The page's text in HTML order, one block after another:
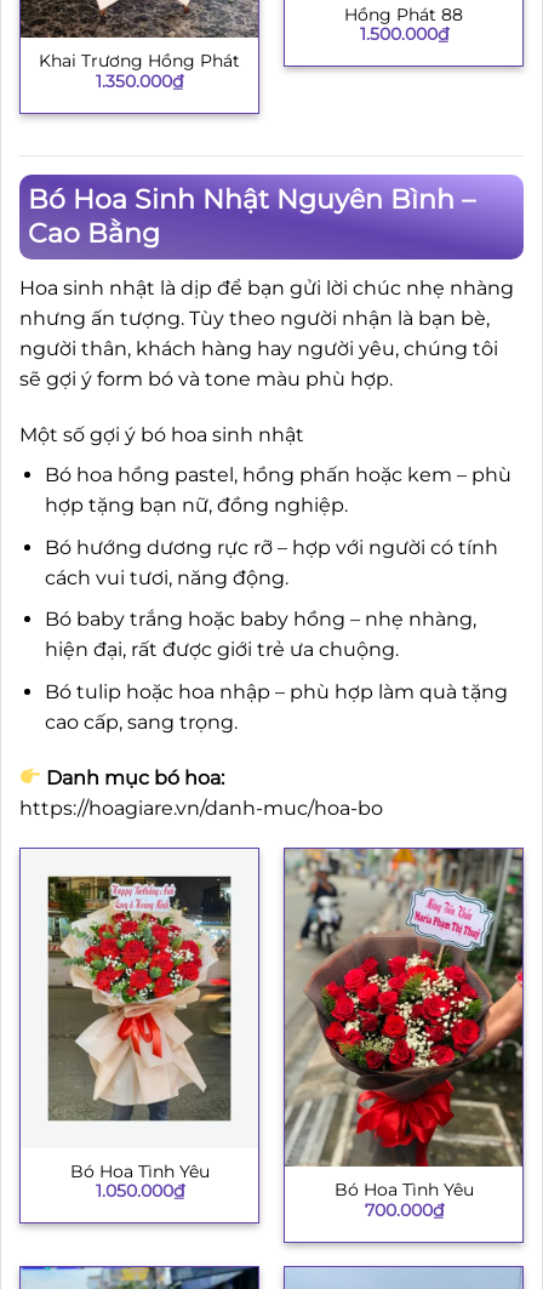
Khai Trương Hồng Phát
1.350.000₫
Hồng Phát 88
1.500.000₫
Bó Hoa Sinh Nhật Nguyên Bình –
Cao Bằng
Hoa sinh nhật là dịp để bạn gửi lời chúc nhẹ nhàng
nhưng ấn tượng. Tùy theo người nhận là bạn bè,
người thân, khách hàng hay người yêu, chúng tôi
sẽ gợi ý form bó và tone màu phù hợp.
Một số gợi ý bó hoa sinh nhật
Bó hoa hồng pastel, hồng phấn hoặc kem – phù
hợp tặng bạn nữ, đồng nghiệp.
Bó hướng dương rực rỡ – hợp với người có tính
cách vui tươi, năng động.
Bó baby trắng hoặc baby hồng – nhẹ nhàng,
hiện đại, rất được giới trẻ ưa chuộng.
Bó tulip hoặc hoa nhập – phù hợp làm quà tặng
cao cấp, sang trọng.
Danh mục bó hoa:
https://hoagiare.vn/danh-muc/hoa-bo
Bó Hoa Tình Yêu
1.050.000₫
Bó Hoa Tình Yêu
700.000₫